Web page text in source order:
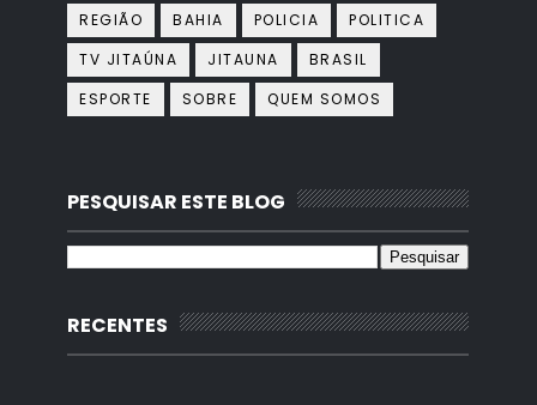
REGIÃO BAHIA POLICIA
POLITICA
TV JITAÚNA
JITAUNA
BRASIL
ESPORTE
SOBRE QUEM SOMOS
PESQUISAR ESTE BLOG
RECENTES